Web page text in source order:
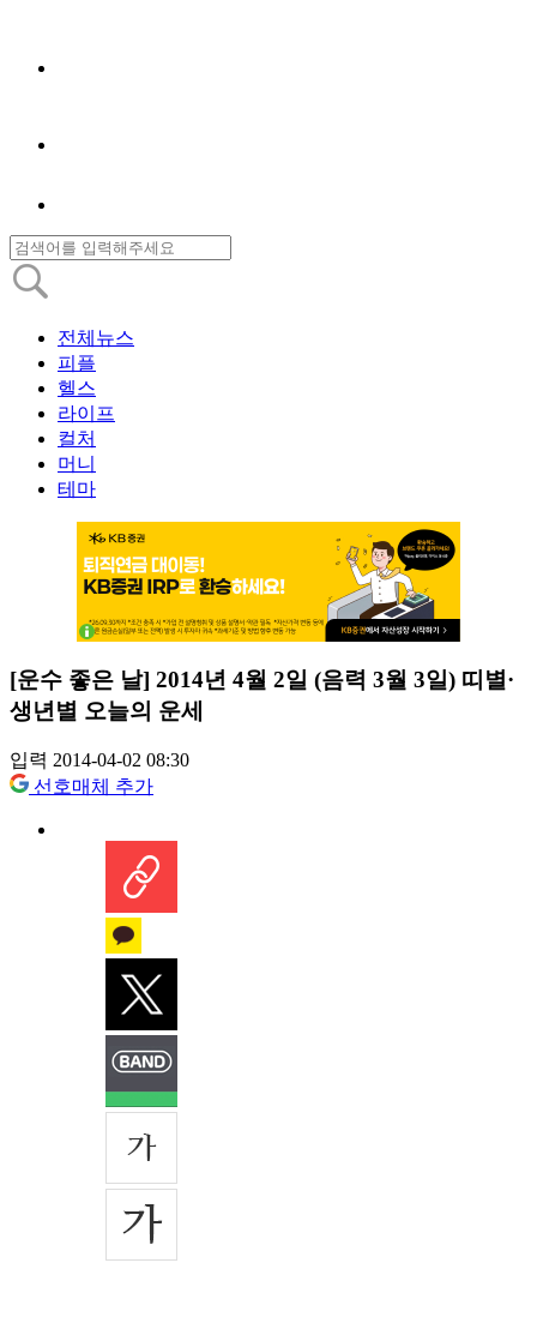
전체뉴스
피플
헬스
라이프
컬처
머니
테마
[운수 좋은 날] 2014년 4월 2일 (음력 3월 3일) 띠별·
생년별 오늘의 운세
입력 2014-04-02 08:30
선호매체 추가